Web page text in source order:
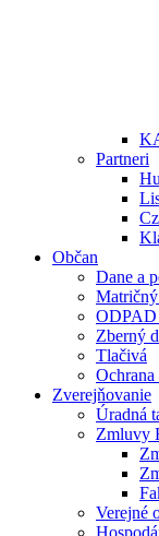
Partneri
Občan
Dane a
ODPAD
Zberný
Tlačivá
Zverejňovanie
Úradná
Zmluvy
Verejné